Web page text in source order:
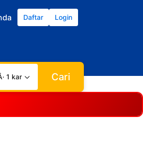
Daftar Login
1 kamar Cari